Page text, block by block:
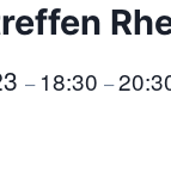
– 18:30 –